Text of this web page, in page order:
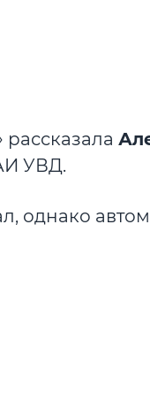
УВД.
однако